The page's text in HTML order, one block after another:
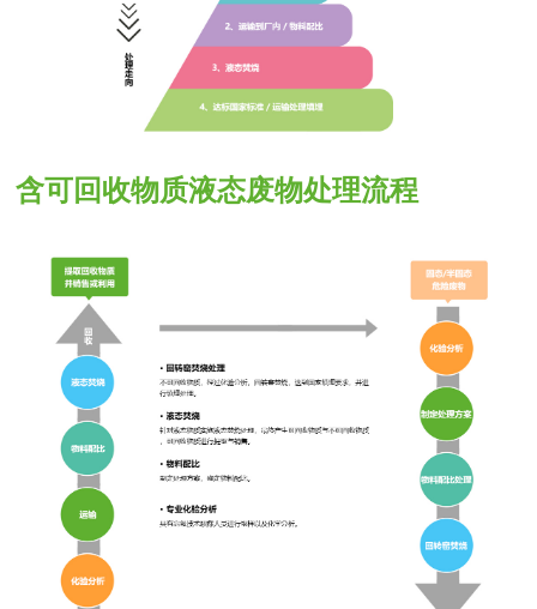
含可回收物质液态废物处理流程